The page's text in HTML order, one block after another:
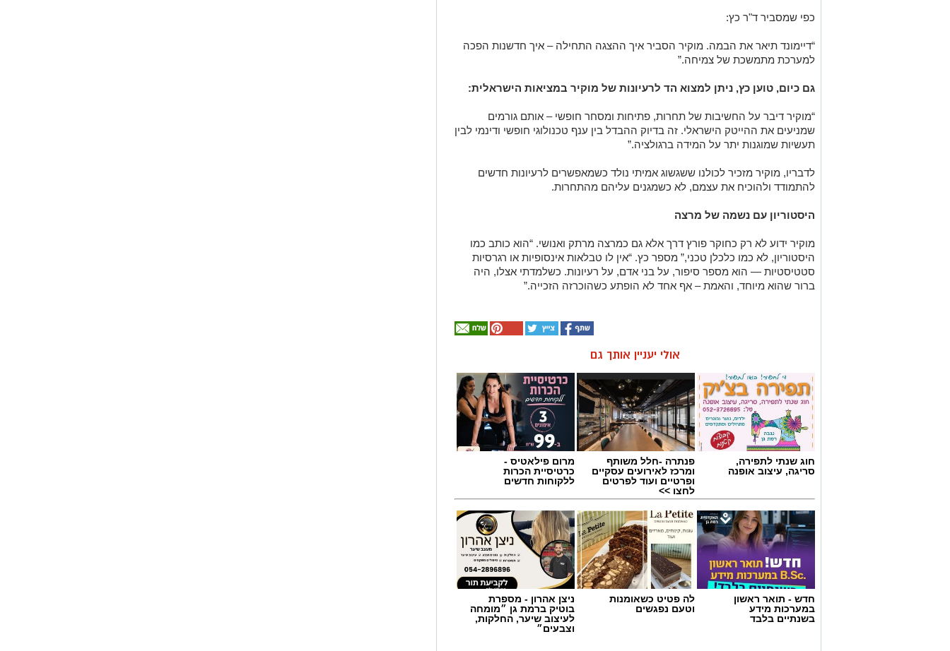
כפי שמסביר ד"ר כץ:
“דיימונד תיאר את הבמה. מוקיר הסביר איך ההצגה התחילה – איך חדשנות הפכה
למערכת מתמשכת של צמיחה.”
גם כיום, טוען כץ, ניתן למצוא הד לרעיונות של מוקיר במציאות הישראלית:
“מוקיר דיבר על החשיבות של תחרות, פתיחות ומסחר חופשי – אותם גורמים
שמניעים את ההייטק הישראלי. זה בדיוק ההבדל בין ענף טכנולוגי חופשי ודינמי לבין
תעשיות שמוגנות יתר על המידה ברגולציה.”
לדבריו, מוקיר מזכיר לכולנו ששגשוג אמיתי נולד כשמאפשרים לרעיונות חדשים
להתמודד ולהוכיח את עצמם, לא כשמגנים עליהם מהתחרות.
היסטוריון עם נשמה של מרצה
מוקיר ידוע לא רק כחוקר פורץ דרך אלא גם כמרצה מרתק ואנושי. “הוא כותב כמו
היסטוריון, לא כמו כלכלן טכני,” מספר כץ. “אין לו טבלאות אינסופיות או רגרסיות
סטטיסטיות — הוא מספר סיפור, על בני אדם, על רעיונות. כשלמדתי אצלו, היה
ברור שהוא מיוחד, והאמת – אף אחד לא הופתע כשהוכרזה הזכייה.”
אולי יעניין אותך גם
חוג שנתי לתפירה,
סריגה, עיצוב אופנה
פנתרה -חלל משותף
ומרכז לאירועים עסקיים
ופרטיים ועוד לפרטים
לחצו >>
מרום פילאטיס -
כרטיסיית הכרות
ללקוחות חדשים
חדש - תואר ראשון
במערכות מידע
בשנתיים בלבד
לה פטיט כשאומנות
וטעם נפגשים
ניצן אהרון - מספרת
בוטיק ברמת גן ״מומחה
לעיצוב שיער, החלקות,
וצבעים״